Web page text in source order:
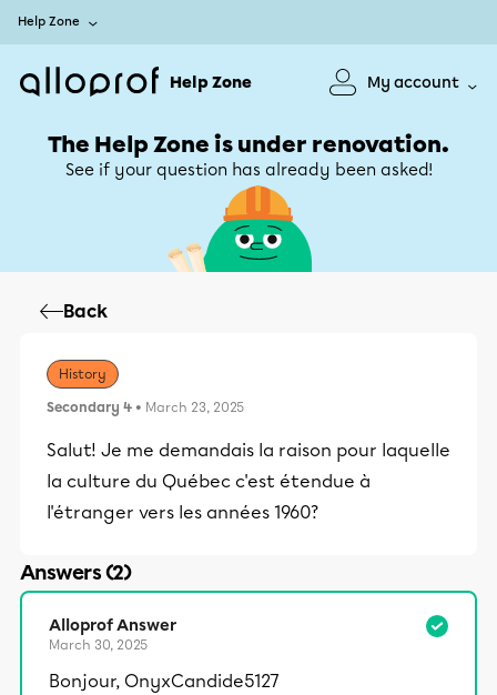
Help Zone
Help Zone My account
The Help Zone is under renovation.
See if your question has already been asked!
Back
History
Secondary 4 • March 23, 2025
Salut! Je me demandais la raison pour laquelle
la culture du Québec c'est étendue à
l'étranger vers les années 1960?
Answers (2)
Alloprof Answer
March 30, 2025
Bonjour, OnyxCandide5127